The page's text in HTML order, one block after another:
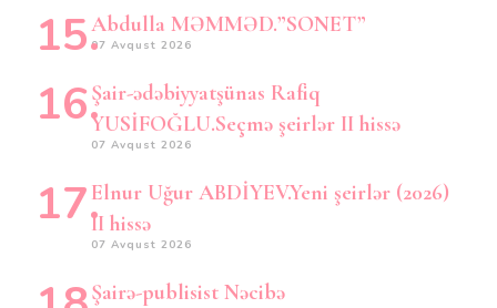
Abdulla MƏMMƏD.”SONET”
07 Avqust 2026
Şair-ədəbiyyatşünas Rafiq
YUSİFOĞLU.Seçmə şeirlər II hissə
07 Avqust 2026
Elnur Uğur ABDİYEV.Yeni şeirlər (2026)
II hissə
07 Avqust 2026
Şairə-publisist Nəcibə